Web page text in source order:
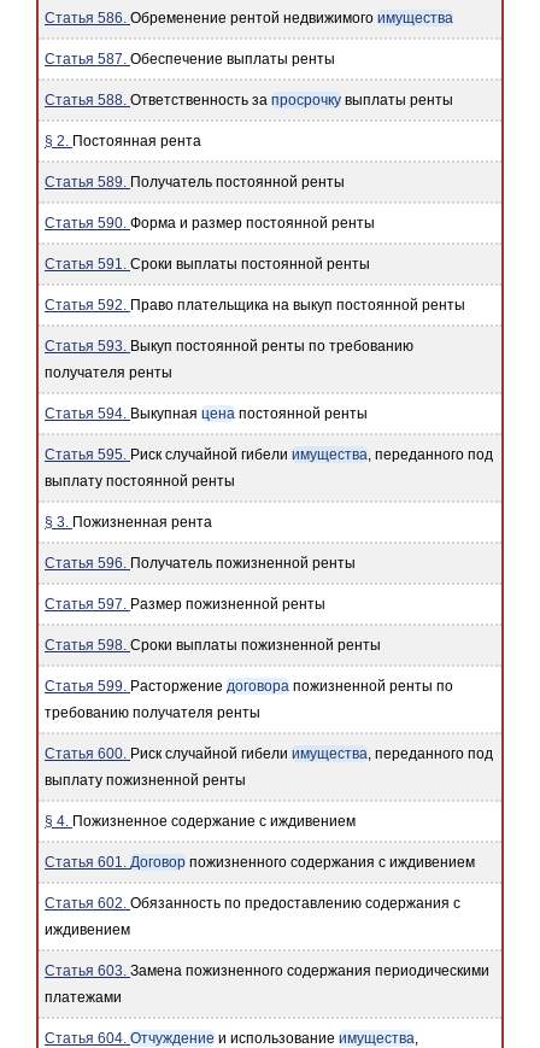
Статья 586. Обременение рентой недвижимого имущества
Статья 587. Обеспечение выплаты ренты
Статья 588. Ответственность за просрочку выплаты ренты
§ 2. Постоянная рента
Статья 589. Получатель постоянной ренты
Статья 590. Форма и размер постоянной ренты
Статья 591. Сроки выплаты постоянной ренты
Статья 592. Право плательщика на выкуп постоянной ренты
Статья 593. Выкуп постоянной ренты по требованию
получателя ренты
Статья 594. Выкупная цена постоянной ренты
Статья 595. Риск случайной гибели имущества, переданного под
выплату постоянной ренты
§ 3. Пожизненная рента
Статья 596. Получатель пожизненной ренты
Статья 597. Размер пожизненной ренты
Статья 598. Сроки выплаты пожизненной ренты
Статья 599. Расторжение договора пожизненной ренты по
требованию получателя ренты
Статья 600. Риск случайной гибели имущества, переданного под
выплату пожизненной ренты
§ 4. Пожизненное содержание с иждивением
Статья 601. Договор пожизненного содержания с иждивением
Статья 602. Обязанность по предоставлению содержания с
иждивением
Статья 603. Замена пожизненного содержания периодическими
платежами
Статья 604. Отчуждение и использование имущества,